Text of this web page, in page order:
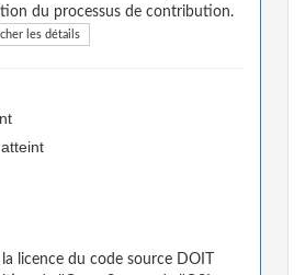
du processus de contribution.
les détails
licence du code source DOIT